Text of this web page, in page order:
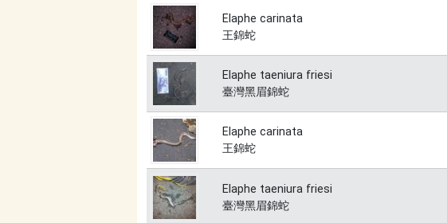
Elaphe carinata
王錦蛇
Elaphe taeniura friesi
臺灣黑眉錦蛇
Elaphe carinata
王錦蛇
Elaphe taeniura friesi
臺灣黑眉錦蛇